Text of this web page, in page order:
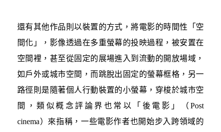
還有其他作品則以裝置的方式，將電影的時間性「空
間化」，影像透過在多重螢幕的投映過程，被安置在
空間裡，甚至從固定的展場進入到流動的開放場域，
如戶外或城市空間，而跳脫出固定的螢幕框格，另一
路徑則是隨著個人行動裝置的小螢幕，穿梭於城市空
間，類似概念評論界也常以「後電影」（Post
cinema）來指稱，一些電影作者也開始步入跨領域的